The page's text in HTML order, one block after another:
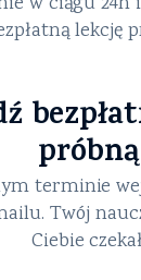
lekcję
próbną
terminie
Twój
Ciebie